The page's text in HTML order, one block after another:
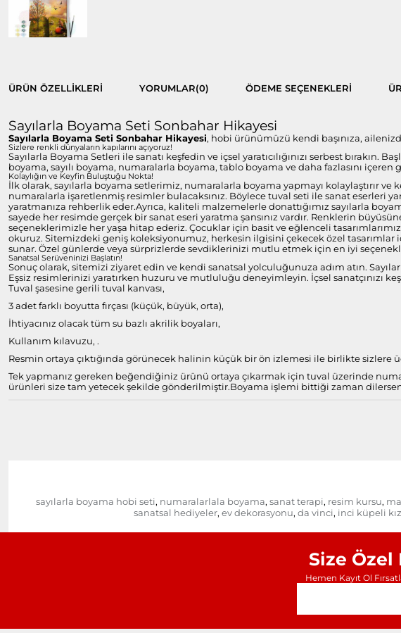
ÜRÜN ÖZELLIKLERI YORUMLAR(0) ÖDEME SEÇENEKLERI
Sayılarla Boyama Seti Sonbahar Hikayesi
Sayılarla Boyama Seti Sonbahar Hikayesi, hobi ürünümüzü kendi başınıza,
Sizlere renkli dünyaların kapılarını açıyoruz!
Sayılarla Boyama Setleri ile sanatı keşfedin ve içsel yaratıcılığınızı serbest
boyama, sayılı boyama, numaralarla boyama, tablo boyama ve daha fazlasını
Kolaylığın ve Keyfin Buluştuğu Nokta!
İlk olarak, sayılarla boyama setlerimiz, numaralarla boyama yapmayı kolaylaştırır
numaralarla işaretlenmiş resimler bulacaksınız. Böylece tuval seti ile sanat eserleri
yaratmanıza rehberlik eder.Ayrıca, kaliteli malzemelerle donattığımız sayılarla
sayede her resimde gerçek bir sanat eseri yaratma şansınız vardır. Renklerin
seçeneklerimizle her yaşa hitap ederiz. Çocuklar için basit ve eğlenceli
okuruz. Sitemizdeki geniş koleksiyonumuz, herkesin ilgisini çekecek özel tasarımlar
sunar. Özel günlerde veya sürprizlerde sevdiklerinizi mutlu etmek için en iyi
Sanatsal Serüveninizi Başlatın!
Sonuç olarak, sitemizi ziyaret edin ve kendi sanatsal yolculuğunuza adım atın.
Eşsiz resimlerinizi yaratırken huzuru ve mutluluğu deneyimleyin. İçsel sanatçınızı
Tuval şasesine gerili tuval kanvası,
3 adet farklı boyutta fırçası (küçük, büyük, orta),
İhtiyacınız olacak tüm su bazlı akrilik boyaları,
Kullanım kılavuzu, .
Resmin ortaya çıktığında görünecek halinin küçük bir ön izlemesi ile birlikte sizlere
Tek yapmanız gereken beğendiğiniz ürünü ortaya çıkarmak için tuval üzerinde
ürünleri size tam yetecek şekilde gönderilmiştir.Boyama işlemi bittiği zaman
sayılarla boyama hobi seti, numaralarlala boyama, sanat terapi, resim kursu,
sanatsal hediyeler, ev dekorasyonu, da vinci, inci küpeli kız
Size
Hemen Kayıt Ol